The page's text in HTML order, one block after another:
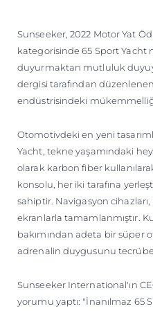
Sunseeker, 2022 Motor Yat
kategorisinde 65 Sport Yacht
duyurmaktan mutluluk
dergisi tarafından
endüstrisindeki
Otomotivdeki en yeni
Yacht, tekne yaşamındaki
olarak karbon fiber
konsolu, her iki tarafına
sahiptir. Navigasyon
ekranlarla tamamlanmıştır.
bakımından adeta bir süper
adrenalin duygusunu tecrübe
Sunseeker International'ın
yorumu yaptı: "İnanılmaz 65